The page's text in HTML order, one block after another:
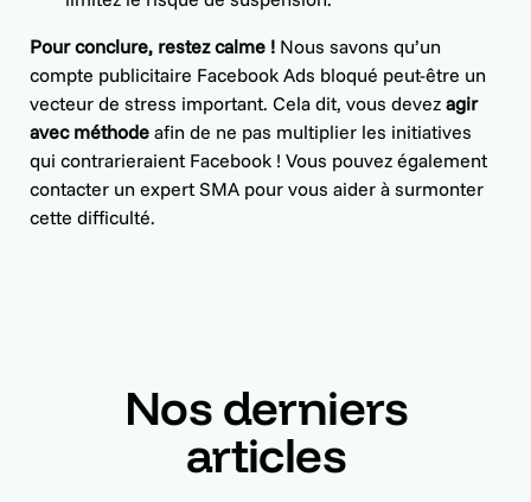
Pour conclure, restez calme ! Nous savons qu’un
compte publicitaire Facebook Ads bloqué peut-être un
vecteur de stress important. Cela dit, vous devezagir
avec méthodeafin de ne pas multiplier les initiatives
qui contrarieraient Facebook ! Vous pouvez également
contacter un expert SMA pour vous aider à surmonter
cette difficulté.
Nos derniers
articles